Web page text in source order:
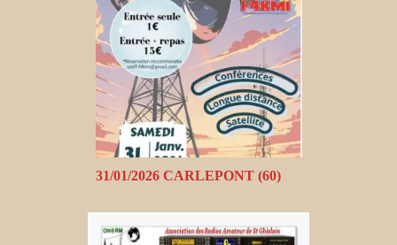
31/01/2026 CARLEPONT (60)